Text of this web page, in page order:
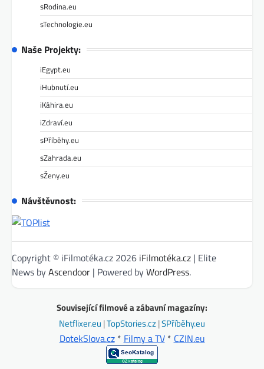
sRodina.eu
sTechnologie.eu
Naše Projekty:
iEgypt.eu
iHubnutí.eu
iKáhira.eu
iZdraví.eu
sPříběhy.eu
sZahrada.eu
sŽeny.eu
Návštěvnost:
Copyright © iFilmotéka.cz 2026 iFilmotéka.cz | Elite
News byAscendoor | Powered byWordPress.
Související filmové a zábavní magazíny:
Netflixer.eu |TopStories.cz|SPříběhy.eu
DotekSlova.cz* Filmy a TV* CZIN.eu